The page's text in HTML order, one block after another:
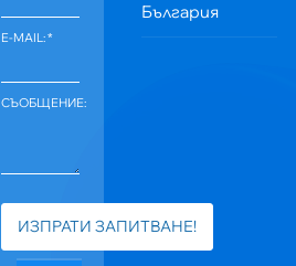
E-MAIL:*
СЪОБЩЕНИЕ:
ИЗПРАТИ ЗАПИТВАНЕ!
България